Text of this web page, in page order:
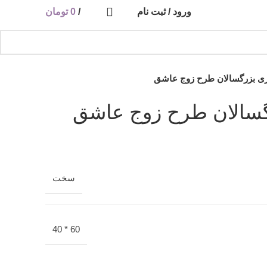
ورود / ثبت نام /
0 تومان
بزرگسالان طرح زوج عاشق
طرح زوج عاشق
سخت
60 * 40